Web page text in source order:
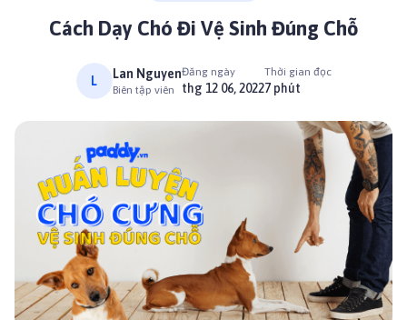
Cách Dạy Chó Đi Vệ Sinh Đúng Chỗ
L Lan Nguyen
Biên tập viên
Đăng ngày
thg 12 06, 2022
Thời gian đọc
7 phút